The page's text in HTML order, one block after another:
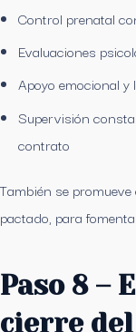
Control prenatal
Evaluaciones
Apoyo emocional y
Supervisión
contrato
También se
pactado, para
Paso 8 –
cierre